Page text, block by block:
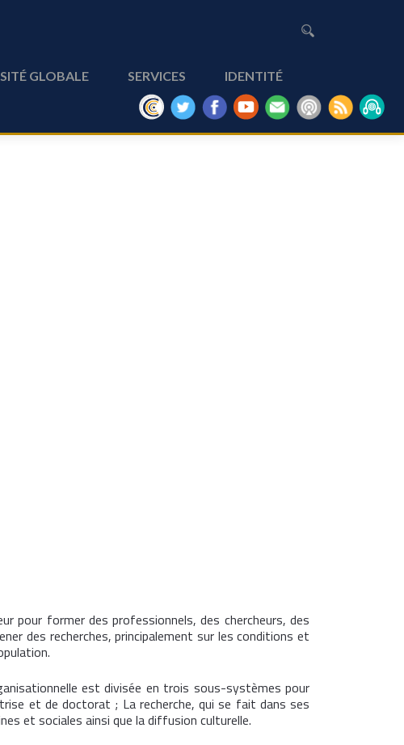
GLOBALE SERVICES
IDENTITÉ
pour former des professionnels, des chercheurs, des
des recherches, principalement sur les conditions et
est divisée en trois sous-systèmes pour
et de doctorat ; La recherche, qui se fait dans ses
et sociales ainsi que la diffusion culturelle.